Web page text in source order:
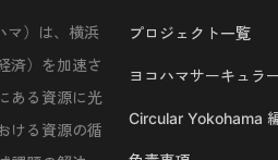
マ）は、横浜
済）を加速さ
ある資源に光
ける資源の循
プロジェクト一覧
ヨコハマサーキュラ
Circular Yokohama